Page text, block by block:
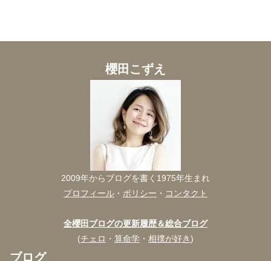
櫻田こずえ
2009年からブログを書く1975年生まれ
プロフィール ・ ポリシー ・ コンタクト
全櫻田ブログの更新履歴＆総合ブログ
(チェロ ・ 算命学 ・ 相撲が好き)
ブログ